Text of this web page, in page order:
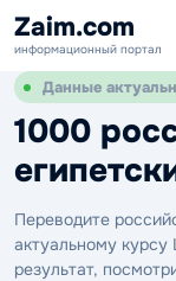
Zaim.com
информационный портал
Данные
1000
Переводите
актуальному
результат,